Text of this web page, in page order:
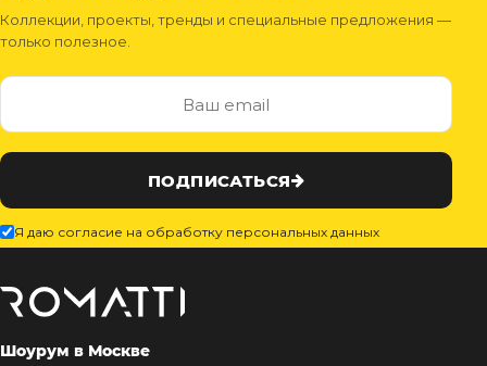
Коллекции, проекты, тренды и специальные предложения —
только полезное.
ПОДПИСАТЬСЯ
Я даю согласие на обработку персональных данных
Шоурум в Москве